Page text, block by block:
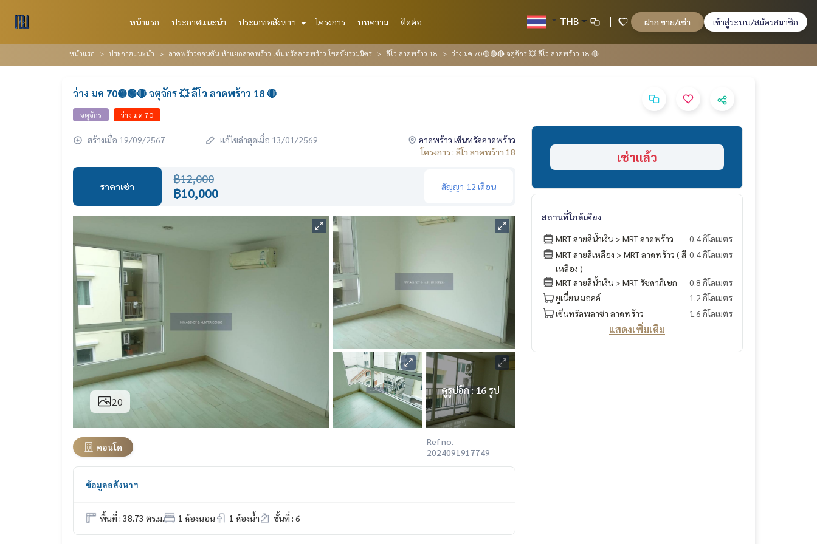
หน้าแรก ประกาศแนะนำ ประเภทอสังหาฯ โครงการ บทความ ติดต่อ THB ฝาก ขาย/เช่า เข้าสู่ระบบ/สมัครสมาชิก
หน้าแรก ประกาศแนะนำ ลาดพร้าวตอนต้น ห้าแยกลาดพร้าว เซ็นทรัลลาดพร้าว โชคชัยร่วมมิตร ลีโว ลาดพร้าว 18 ว่าง มค 70🟡🟢🔴 จตุจักร 💥 ลีโว ลาดพร้าว 18 🔴
ว่าง มค 70🟡🟢🔴 จตุจักร 💥 ลีโว ลาดพร้าว 18 🔴
จตุจักร ว่าง มค 70
สร้างเมื่อ 19/09/2567 แก้ไขล่าสุดเมื่อ 13/01/2569
ลาดพร้าว เซ็นทรัลลาดพร้าว
โครงการ : ลีโว ลาดพร้าว 18
ราคาเช่า
฿12,000
฿10,000 สัญญา 12 เดือน
20
ดูรูปอีก : 16 รูป
คอนโด
Ref no.
2024091917749
ข้อมูลอสังหาฯ
พื้นที่ : 38.73 ตร.ม. 1 ห้องนอน 1 ห้องน้ำ ชั้นที่ : 6
เช่าแล้ว
สถานที่ใกล้เคียง
MRT สายสีน้ำเงิน > MRT ลาดพร้าว
0.4 กิโลเมตร
MRT สายสีเหลือง > MRT ลาดพร้าว ( สี
เหลือง )
0.4 กิโลเมตร
MRT สายสีน้ำเงิน > MRT รัชดาภิเษก
0.8 กิโลเมตร
ยูเนี่ยน มอลล์
1.2 กิโลเมตร
เซ็นทรัลพลาซ่า ลาดพร้าว
1.6 กิโลเมตร
แสดงเพิ่มเติม